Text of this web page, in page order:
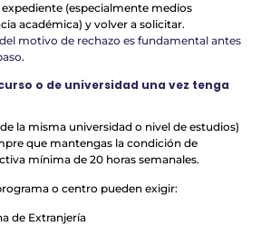
(especialmente medios
académica) y volver a solicitar.
motivo de rechazo es fundamental antes
.
o de universidad una vez tenga
la misma universidad o nivel de estudios)
que mantengas la condición de
mínima de 20 horas semanales.
o centro pueden exigir:
de Extranjería